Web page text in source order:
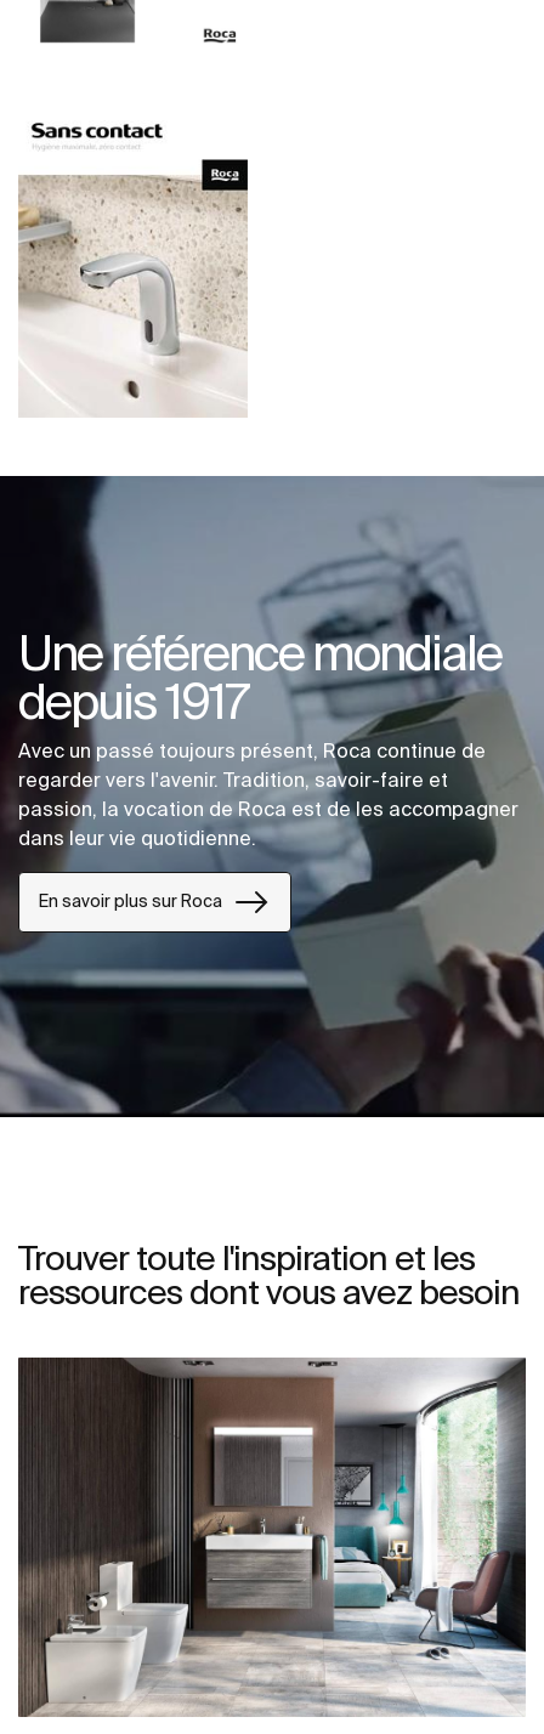
Une référence mondiale
depuis 1917
Avec un passé toujours présent, Roca continue de
regarder vers l'avenir. Tradition, savoir-faire et
passion, la vocation de Roca est de les accompagner
dans leur vie quotidienne.
En savoir plus sur Roca
Trouver toute l'inspiration et les
ressources dont vous avez besoin